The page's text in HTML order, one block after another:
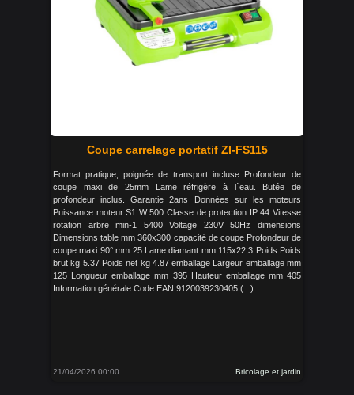
Coupe carrelage portatif ZI-FS115
Format pratique, poignée de transport incluse Profondeur de
coupe maxi de 25mm Lame réfrigère à l´eau. Butée de
profondeur inclus. Garantie 2ans Données sur les moteurs
Puissance moteur S1 W 500 Classe de protection IP 44 Vitesse
rotation arbre min-1 5400 Voltage 230V 50Hz dimensions
Dimensions table mm 360x300 capacité de coupe Profondeur de
coupe maxi 90° mm 25 Lame diamant mm 115x22,3 Poids Poids
brut kg 5.37 Poids net kg 4.87 emballage Largeur emballage mm
125 Longueur emballage mm 395 Hauteur emballage mm 405
Information générale Code EAN 9120039230405 (...)
21/04/2026 00:00 Bricolage et jardin